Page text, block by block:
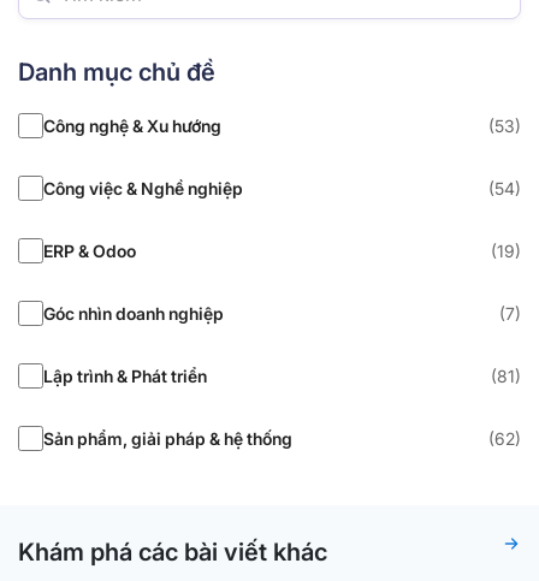
Danh mục chủ đề
Công nghệ & Xu hướng (53)
Công việc & Nghề nghiệp (54)
ERP & Odoo (19)
Góc nhìn doanh nghiệp (7)
Lập trình & Phát triển (81)
Sản phẩm, giải pháp & hệ thống (62)
Khám phá các bài viết khác